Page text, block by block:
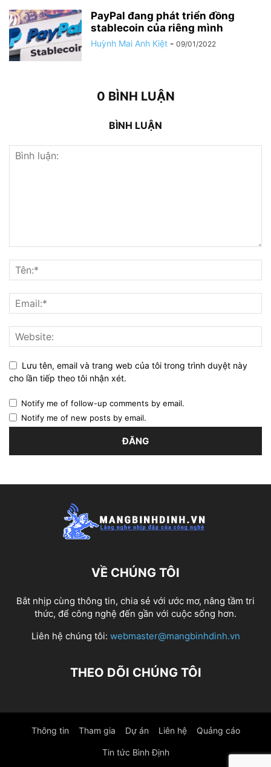
PayPal đang phát triển đồng
stablecoin của riêng mình
Huỳnh Mai Anh Kiệt - 09/01/2022
0 BÌNH LUẬN
BÌNH LUẬN
Lưu tên, email và trang web của tôi trong trình duyệt này
cho lần tiếp theo tôi nhận xét.
Notify me of follow-up comments by email.
Notify me of new posts by email.
VỀ CHÚNG TÔI
Bắt nhịp cùng thông tin, chia sẻ với ước mơ, nâng tầm tri
thức, để công nghệ đến gần với cuộc sống hơn.
Liên hệ chúng tôi: webmaster@mangbinhdinh.vn
THEO DÕI CHÚNG TÔI
Thông tin Tham gia Dự án Liên hệ Quảng cáo
Tin tức Bình Định